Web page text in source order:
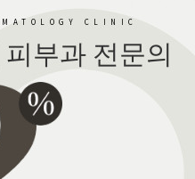
CLINIC
피부과 전문의